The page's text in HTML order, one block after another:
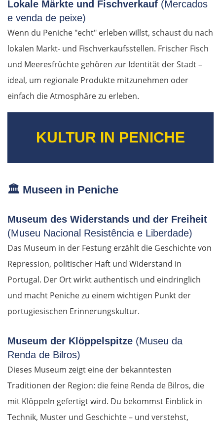
Lokale Märkte und Fischverkauf (Mercados
e venda de peixe)
Wenn du Peniche "echt" erleben willst, schaust du nach
lokalen Markt- und Fischverkaufsstellen. Frischer Fisch
und Meeresfrüchte gehören zur Identität der Stadt –
ideal, um regionale Produkte mitzunehmen oder
einfach die Atmosphäre zu erleben.
KULTUR IN PENICHE
🏛️ Museen in Peniche
Museum des Widerstands und der Freiheit
(Museu Nacional Resistência e Liberdade)
Das Museum in der Festung erzählt die Geschichte von
Repression, politischer Haft und Widerstand in
Portugal. Der Ort wirkt authentisch und eindringlich
und macht Peniche zu einem wichtigen Punkt der
portugiesischen Erinnerungskultur.
Museum der Klöppelspitze (Museu da
Renda de Bilros)
Dieses Museum zeigt eine der bekanntesten
Traditionen der Region: die feine Renda de Bilros, die
mit Klöppeln gefertigt wird. Du bekommst Einblick in
Technik, Muster und Geschichte – und verstehst,
Pärnu
Lettland
Salacgrīva
Riga
Jelgava
Bauska
Panevėžys
Ukmergė
Vilnius
Alytus
Polen
Ełk
Wyszków